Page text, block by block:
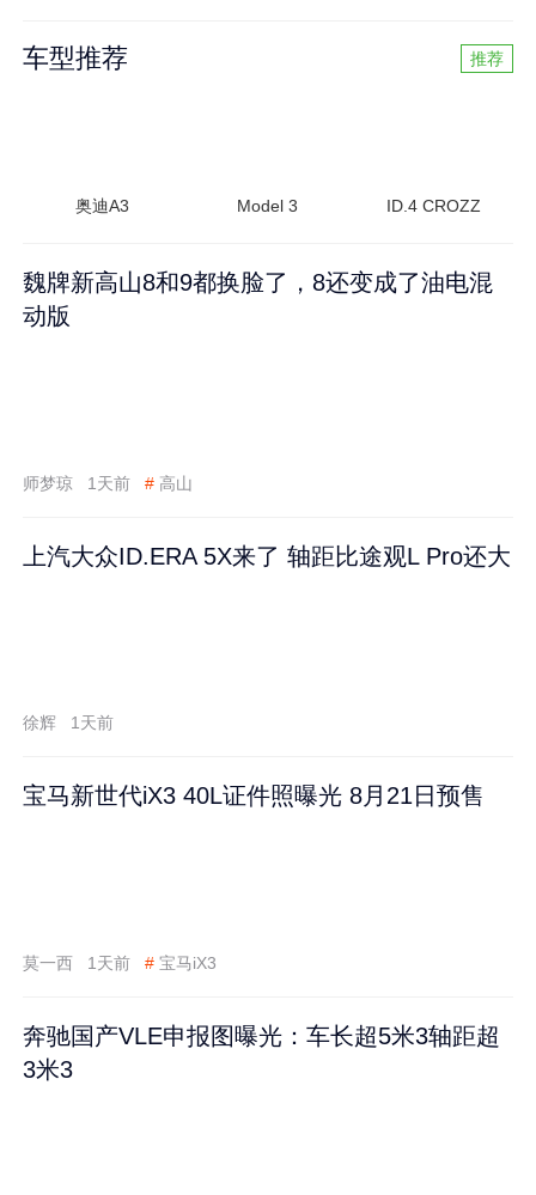
车型推荐 推荐
奥迪A3 Model 3 ID.4 CROZZ
魏牌新高山8和9都换脸了，8还变成了油电混
动版
师梦琼 1天前 # 高山
上汽大众ID.ERA 5X来了 轴距比途观L Pro还大
徐辉 1天前
宝马新世代iX3 40L证件照曝光 8月21日预售
莫一西 1天前 # 宝马iX3
奔驰国产VLE申报图曝光：车长超5米3轴距超
3米3